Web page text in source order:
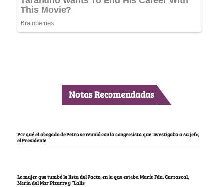
Notas Recomendadas
Por qué el abogado de Petro se reunió con la congresista que investigaba a su jefe,
el Presidente
La mujer que tumbó la lista del Pacto, en la que estaba María Fda. Carrascal,
María del Mar Pizarro y “Lalis